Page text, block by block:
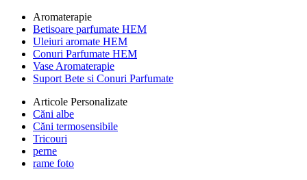
Aromaterapie
Betisoare parfumate HEM
Uleiuri aromate HEM
Conuri Parfumate HEM
Vase Aromaterapie
Suport Bete si Conuri Parfumate
Articole Personalizate
Căni albe
Căni termosensibile
Tricouri
perne
rame foto